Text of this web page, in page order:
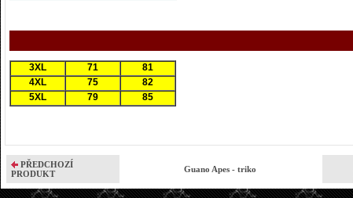
3XL 71
81
4XL
75
82
5XL
79 85
PŘEDCHOZÍ
PRODUKT
Guano Apes - triko